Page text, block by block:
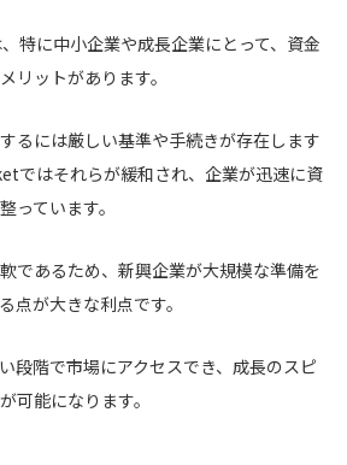
特に中小企業や成長企業にとって、資金
リットがあります。
るには厳しい基準や手続きが存在します
ではそれらが緩和され、企業が迅速に資
っています。
であるため、新興企業が大規模な準備を
点が大きな利点です。
段階で市場にアクセスでき、成長のスピ
可能になります。